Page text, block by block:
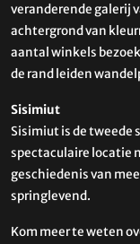
veranderende galerij
achtergrond van
aantal winkels
de rand leiden
Sisimiut
Sisimiut is de tweede
spectaculaire locatie
geschiedenis van
springlevend.
Kom meer te weten